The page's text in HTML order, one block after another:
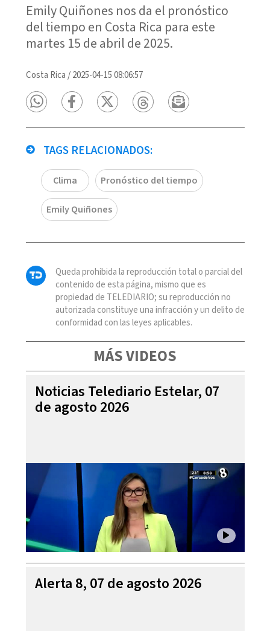
Emily Quiñones nos da el pronóstico
del tiempo en Costa Rica para este
martes 15 de abril de 2025.
Costa Rica /2025-04-15 08:06:57
TAGS RELACIONADOS:
Clima Pronóstico del tiempo
Emily Quiñones
Queda prohibida la reproducción total o parcial del
contenido de esta página, mismo que es
propiedad de TELEDIARIO; su reproducción no
autorizada constituye una infracción y un delito de
conformidad con las leyes aplicables.
MÁS VIDEOS
Noticias Telediario Estelar, 07
de agosto 2026
Alerta 8, 07 de agosto 2026